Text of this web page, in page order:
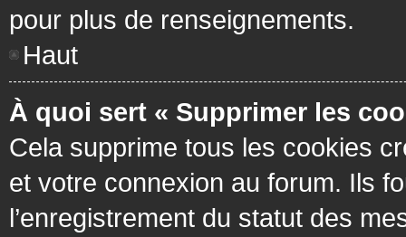
pour plus de renseignements.
Haut
À quoi sert « Supprimer les
Cela supprime tous les cookies
et votre connexion au forum. Ils
l’enregistrement du statut des